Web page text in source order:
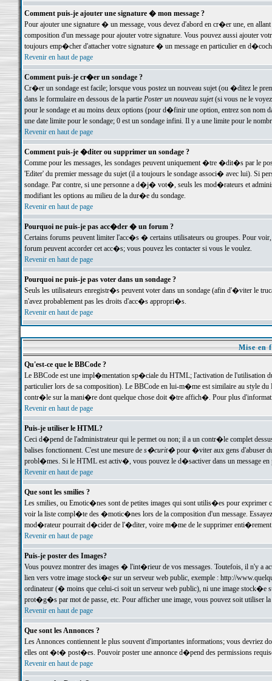
Comment puis-je ajouter une signature � mon message ?
Pour ajouter une signature � un message, vous devez d'abord en cr�er une, en
composition d'un message pour ajouter votre signature. Vous pouvez aussi ajouter
toujours emp�cher d'attacher votre signature � un message en particulier en
Revenir en haut de page
Comment puis-je cr�er un sondage ?
Cr�er un sondage est facile; lorsque vous postez un nouveau sujet (ou �ditez le
dans le formulaire en dessous de la partie Poster un nouveau sujet(si vous ne le voyez
pour le sondage et au moins deux options (pour d�finir une option, entrez son nom
une date limite pour le sondage; 0 est un sondage infini. Il y a une limite pour le
Revenir en haut de page
Comment puis-je �diter ou supprimer un sondage ?
Comme pour les messages, les sondages peuvent uniquement �tre �dit�s par le
'Editer' du premier message du sujet (il a toujours le sondage associ� avec lui). Si
sondage. Par contre, si une personne a d�j� vot�, seuls les mod�rateurs et
modifiant les options au milieu de la dur�e du sondage.
Revenir en haut de page
Pourquoi ne puis-je pas acc�der � un forum ?
Certains forums peuvent limiter l'acc�s � certains utilisateurs ou groupes. Pour
forum peuvent accorder cet acc�s; vous pouvez les contacter si vous le voulez.
Revenir en haut de page
Pourquoi ne puis-je pas voter dans un sondage ?
Seuls les utilisateurs enregistr�s peuvent voter dans un sondage (afin d'�viter le
n'avez probablement pas les droits d'acc�s appropri�s.
Revenir en haut de page
Mise en
Qu'est-ce que le BBCode ?
Le BBCode est une impl�mentation sp�ciale du HTML; l'activation de l'utilisation
particulier lors de sa composition). Le BBCode en lui-m�me est similaire au style
contr�le sur la mani�re dont quelque chose doit �tre affich�. Pour plus
Revenir en haut de page
Puis-je utiliser le HTML?
Ceci d�pend de l'administrateur qui le permet ou non; il a un contr�le complet
balises fonctionnent. C'est une mesure de s�curit�pour �viter aux gens d'abuser
probl�mes. Si le HTML est activ�, vous pouvez le d�sactiver dans un message en
Revenir en haut de page
Que sont les smilies ?
Les smilies, ou Emotic�nes sont de petites images qui sont utilis�es pour exprimer
voir la liste compl�te des �motic�nes lors de la composition d'un message.
mod�rateur pourrait d�cider de l'�diter, voire m�me de le supprimer
Revenir en haut de page
Puis-je poster des Images?
Vous pouvez montrer des images � l'int�rieur de vos messages. Toutefois, il n'y a
lien vers votre image stock�e sur un serveur web public, exemple : http://
ordinateur (� moins que celui-ci soit un serveur web public), ni une image stock�e
prot�g�s par mot de passe, etc. Pour afficher une image, vous pouvez soit
Revenir en haut de page
Que sont les Annonces ?
Les Annonces contiennent le plus souvent d'importantes informations; vous devriez
elles ont �t� post�es. Pouvoir poster une annonce d�pend des permissions
Revenir en haut de page